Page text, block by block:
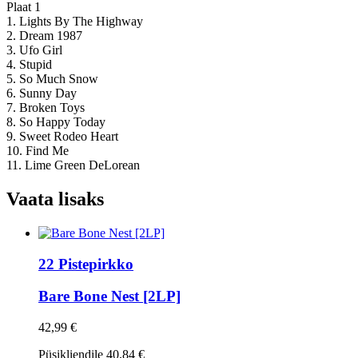
Plaat 1
1. Lights By The Highway
2. Dream 1987
3. Ufo Girl
4. Stupid
5. So Much Snow
6. Sunny Day
7. Broken Toys
8. So Happy Today
9. Sweet Rodeo Heart
10. Find Me
11. Lime Green DeLorean
Vaata lisaks
22 Pistepirkko
Bare Bone Nest [2LP]
42,99 €
Püsikliendile 40,84 €